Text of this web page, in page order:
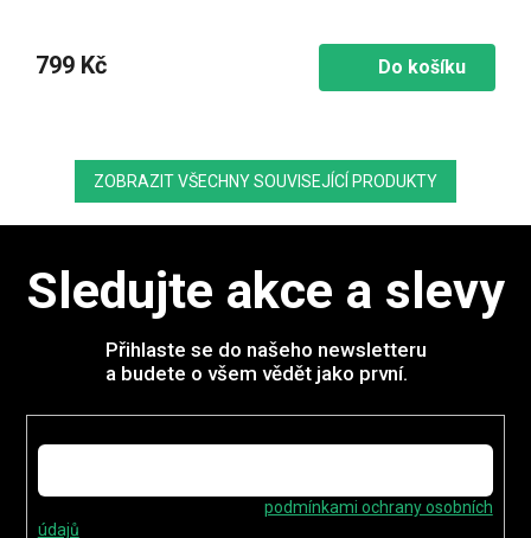
799 Kč Do košíku
ZOBRAZIT VŠECHNY SOUVISEJÍCÍ PRODUKTY
Sledujte akce a slevy
Přihlaste se do našeho newsletteru
a budete o všem vědět jako první.
podmínkami ochrany osobních
údajů